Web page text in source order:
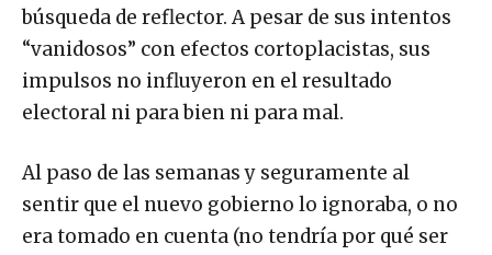
búsqueda de reflector. A pesar de sus intentos
“vanidosos” con efectos cortoplacistas, sus
impulsos no influyeron en el resultado
electoral ni para bien ni para mal.
Al paso de las semanas y seguramente al
sentir que el nuevo gobierno lo ignoraba, o no
era tomado en cuenta (no tendría por qué ser